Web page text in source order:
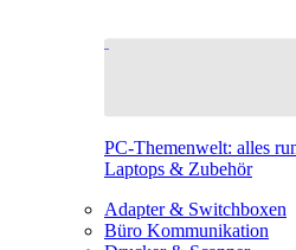
PC-Themenwelt: alles
Laptops & Zubehör
Adapter & Switchboxen
Büro Kommunikation